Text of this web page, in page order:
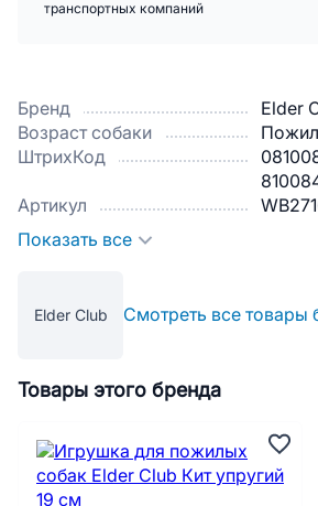
Бренд
Elder
Возраст собаки
ШтрихКод
Артикул
Показать все
Elder Club Смотреть все товары
транспортных компаний
Товары этого бренда